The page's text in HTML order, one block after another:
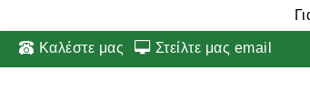
Καλέστε μας Στείλτε μας email